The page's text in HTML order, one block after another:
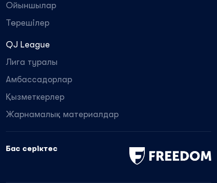
Ойыншылар
Төрешілер
QJ League
Лига туралы
Амбассадорлар
Қызметкерлер
Жарнамалық материалдар
Бас серіктес